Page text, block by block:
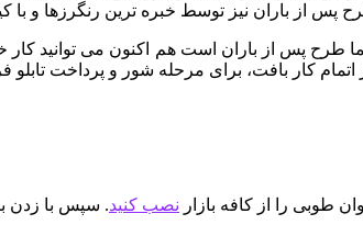
پس از باران است هم اکنون می توانید کار خود
طوبی را از کافه بازار نصب کنید. سپس با زدن